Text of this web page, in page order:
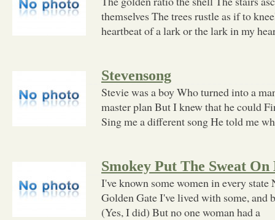
themselves The trees rustle as if to
heartbeat of a lark or the lark in my
Stevensong
Stevie was a boy Who turned into a
master plan But I knew that he could
Sing me a different song He told me
Smokey Put The Sweat On
I've known some women in every
Golden Gate I've lived with some, and
(Yes, I did) But no one woman had a